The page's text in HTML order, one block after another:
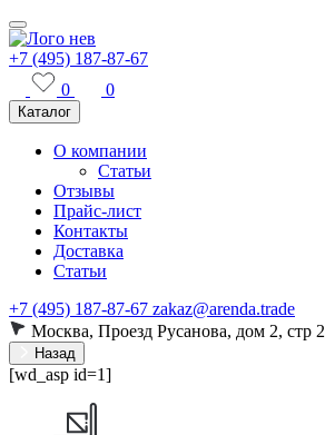
+7 (495) 187-87-67
0
0
Каталог
О компании
Статьи
Отзывы
Прайс-лист
Контакты
Доставка
Статьи
+7 (495) 187-87-67 zakaz@arenda.trade
Москва, Проезд Русанова, дом 2, стр 2
Назад
[wd_asp id=1]